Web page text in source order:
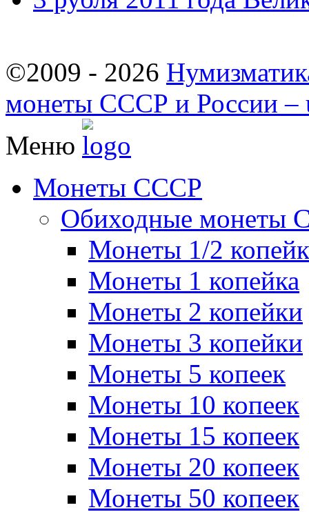
©2009 - 2026
монеты СССР и России –
Меню
Монеты СССР
Обиходные монеты
Монеты 1/2
Монеты 1 копейка
Монеты 2 копейки
Монеты 3 копейки
Монеты 5 копеек
Монеты 10 копеек
Монеты 15 копеек
Монеты 20 копеек
Монеты 50 копеек